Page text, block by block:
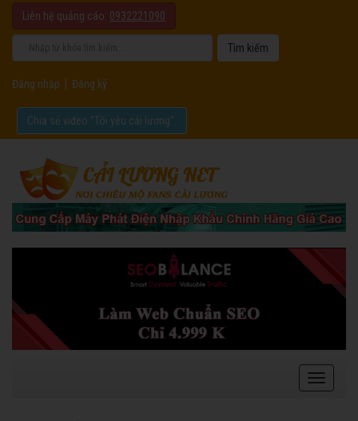
Liên hệ quảng cáo: 0932221090
Đăng nhập Đăng ký
Chia sẻ video "Tôi yêu cải lương".